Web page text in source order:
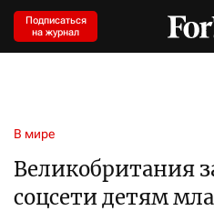
Подписаться
на журнал
В мире
Великобритания
соцсети детям